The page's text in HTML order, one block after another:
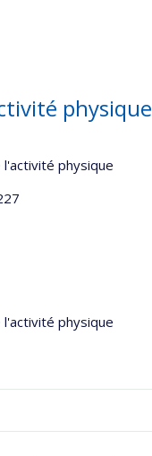
physique
physique
physique